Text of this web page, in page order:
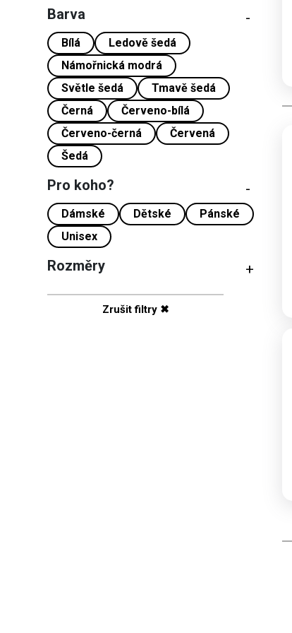
Barva -
Bílá
Ledově šedá
Námořnická modrá
Světle šedá
Tmavě šedá
Černá
Červeno-bílá
Červeno-černá
Červená
Šedá
Pro koho? -
Dámské Dětské
Pánské
Unisex
Rozměry +
Zrušit filtry ✖